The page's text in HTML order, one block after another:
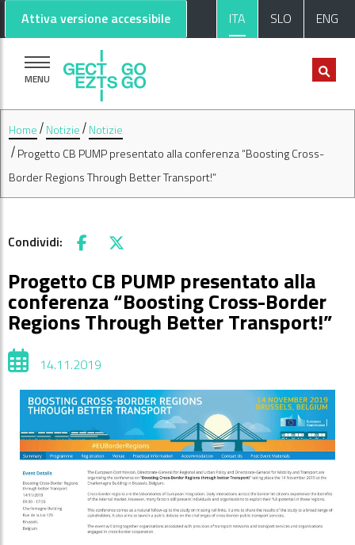
Vai al contenuto principale
Vai al footer
Attiva versione accessibile ITA SLO ENG
MENU
Home Notizie
Notizie
Progetto CB PUMP presentato alla conferenza “Boosting Cross-
Border Regions Through Better Transport!”
Condividi: Facebook
X
Progetto CB PUMP presentato alla
conferenza “Boosting Cross-Border
Regions Through Better Transport!”
14.11.2019